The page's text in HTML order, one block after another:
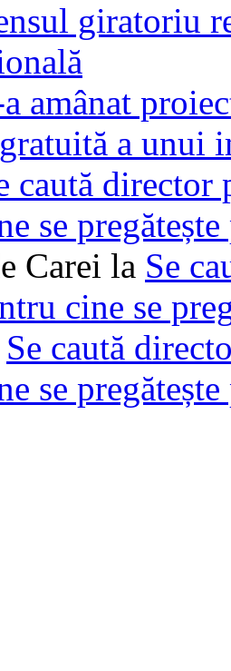
giratoriu
a amânat
a unui
caută
se
Carei la Se
cine se
Se caută
se